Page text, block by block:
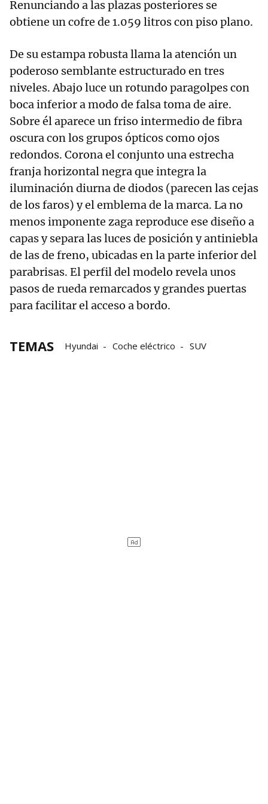
Renunciando a las plazas posteriores se
obtiene un cofre de 1.059 litros con piso plano.
De su estampa robusta llama la atención un
poderoso semblante estructurado en tres
niveles. Abajo luce un rotundo paragolpes con
boca inferior a modo de falsa toma de aire.
Sobre él aparece un friso intermedio de fibra
oscura con los grupos ópticos como ojos
redondos. Corona el conjunto una estrecha
franja horizontal negra que integra la
iluminación diurna de diodos (parecen las cejas
de los faros) y el emblema de la marca. La no
menos imponente zaga reproduce ese diseño a
capas y separa las luces de posición y antiniebla
de las de freno, ubicadas en la parte inferior del
parabrisas. El perfil del modelo revela unos
pasos de rueda remarcados y grandes puertas
para facilitar el acceso a bordo.
TEMAS Hyundai Coche eléctrico SUV